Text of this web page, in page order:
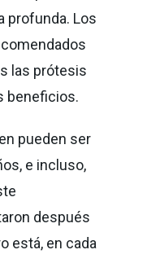
profunda. Los
las prótesis
beneficios.
pueden ser
e incluso,
después
está, en cada